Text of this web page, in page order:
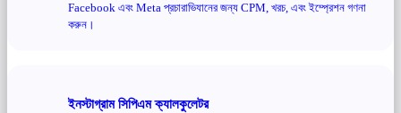
Facebook এবং Meta প্রচারাভিযানের জন্য CPM, খরচ, এবং ইম্প্রেশন গণনা
করুন।
ইনস্টাগ্রাম সিপিএম ক্যালকুলেটর